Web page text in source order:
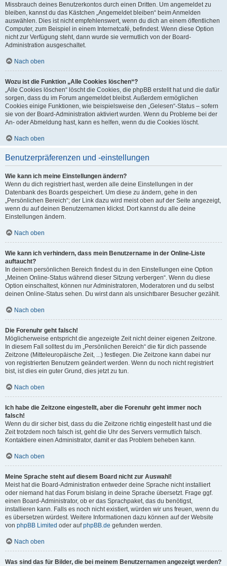
Missbrauch deines Benutzerkontos durch einen Dritten. Um angemeldet zu
bleiben, kannst du das Kästchen „Angemeldet bleiben“ beim Anmelden
auswählen. Dies ist nicht empfehlenswert, wenn du dich an einem öffentlichen
Computer, zum Beispiel in einem Internetcafé, befindest. Wenn diese Option
nicht zur Verfügung steht, dann wurde sie vermutlich von der Board-
Administration ausgeschaltet.
Nach oben
Wozu ist die Funktion „Alle Cookies löschen“?
„Alle Cookies löschen“ löscht die Cookies, die phpBB erstellt hat und die dafür
sorgen, dass du im Forum angemeldet bleibst. Außerdem ermöglichen
Cookies einige Funktionen, wie beispielsweise den „Gelesen“-Status – sofern
sie von der Board-Administration aktiviert wurden. Wenn du Probleme bei der
An- oder Abmeldung hast, kann es helfen, wenn du die Cookies löscht.
Nach oben
Benutzerpräferenzen und -einstellungen
Wie kann ich meine Einstellungen ändern?
Wenn du dich registriert hast, werden alle deine Einstellungen in der
Datenbank des Boards gespeichert. Um diese zu ändern, gehe in den
„Persönlichen Bereich“; der Link dazu wird meist oben auf der Seite angezeigt,
wenn du auf deinen Benutzernamen klickst. Dort kannst du alle deine
Einstellungen ändern.
Nach oben
Wie kann ich verhindern, dass mein Benutzername in der Online-Liste
auftaucht?
In deinem persönlichen Bereich findest du in den Einstellungen eine Option
„Meinen Online-Status während dieser Sitzung verbergen“. Wenn du diese
Option einschaltest, können nur Administratoren, Moderatoren und du selbst
deinen Online-Status sehen. Du wirst dann als unsichtbarer Besucher gezählt.
Nach oben
Die Forenuhr geht falsch!
Möglicherweise entspricht die angezeigte Zeit nicht deiner eigenen Zeitzone.
In diesem Fall solltest du im „Persönlichen Bereich“ die für dich passende
Zeitzone (Mitteleuropäische Zeit, ...) festlegen. Die Zeitzone kann dabei nur
von registrierten Benutzern geändert werden. Wenn du noch nicht registriert
bist, ist dies ein guter Grund, dies jetzt zu tun.
Nach oben
Ich habe die Zeitzone eingestellt, aber die Forenuhr geht immer noch
falsch!
Wenn du dir sicher bist, dass du die Zeitzone richtig eingestellt hast und die
Zeit trotzdem noch falsch ist, geht die Uhr des Servers vermutlich falsch.
Kontaktiere einen Administrator, damit er das Problem beheben kann.
Nach oben
Meine Sprache steht auf diesem Board nicht zur Auswahl!
Meist hat die Board-Administration entweder deine Sprache nicht installiert
oder niemand hat das Forum bislang in deine Sprache übersetzt. Frage ggf.
einen Board-Administrator, ob er das Sprachpaket, das du benötigst,
installieren kann. Falls es noch nicht existiert, würden wir uns freuen, wenn du
es übersetzen würdest. Weitere Informationen dazu können auf der Website
von phpBB Limited oder aufphpBB.de gefunden werden.
Nach oben
Was sind das für Bilder, die bei meinem Benutzernamen angezeigt werden?